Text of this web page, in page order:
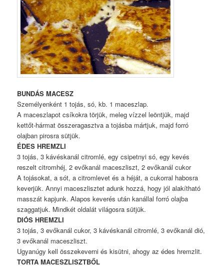
BUNDÁS MACESZ
Személyenként 1 tojás, só, kb. 1 maceszlap.
A maceszlapot csíkokra törjük, meleg vízzel leöntjük, majd
kettőt-hármat összeragasztva a tojásba mártjuk, majd forró
olajban pirosra sütjük.
ÉDES HREMZLI
3 tojás, 3 kávéskanál citromlé, egy csipetnyi só, egy kevés
reszelt citromhéj, 2 evőkanál maceszliszt, 2 evőkanál cukor
A tojásokat, a sót, a citromlevet és a héját, a cukorral habosra
keverjük. Annyi maceszlisztet adunk hozzá, hogy jól alakítható
masszát kapjunk. Alapos keverés után kanállal forró olajba
szaggatjuk. Mindkét oldalát világosra sütjük.
DIÓS HREMZLI
3 tojás, 3 evőkanál cukor, 3 kávéskanál citromlé, 3 evőkanál dió,
3 evőkanál maceszliszt.
Ugyanúgy kell összekeverni és kisütni, ahogy az édes hremzlit.
TORTA MACESZLISZTBŐL